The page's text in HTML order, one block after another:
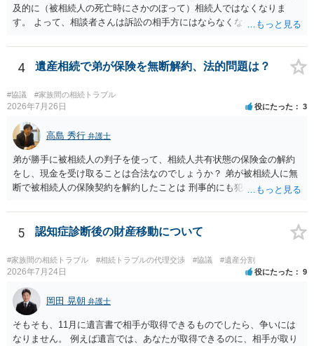
及的に（被相続人の死亡時にさかのぼって）相続人ではなくなりま
す。 よって、相談者さんは訴訟の相手方にはならなくなるので（明け
理証明を家庭裁判所で取得し、コピーを答弁書に添えて裁判所に提出
してください。 質問２について 請求棄却を求める答弁書を提出すれ
ば、第１回期日は出席する必要がありません。その日は差支え（用事
があり出席できない）との記載で十分です。 質問３について 弁護士で
はないので、ｍｉｎｔｓでの提出の必要は無いと思います。郵送（期
限までに届けばよい）で十分です。 詳細は、書面記載の裁判所書記官
にお問い合わせください。 以上、ご参考まで。
4 遺産相続で弟が保険を無断解約、法的問題は？
#協議 #家族間の相続トラブル
2026年7月26日 役にたった 3
高島 秀行 弁護士
弟が勝手に被相続人の判子を使って、相続人共有状態の保険金の解約
をし、現金を受け取ることは合法なのでしょうか？ 弟が被相続人に無
断で被相続人の保険契約を解約したことは 刑事的にも犯罪となる可能
された書類のコピーを取得して、弁護士に面談で詳しい事情を話して
相談 されたら良いと思います。
5 認知症診断後の財産移動について
#家族間の相続トラブル #相続トラブルの代理交渉 #協議 #遺産分割
2026年7月24日 役にたった 9
岡田 晃朝 弁護士
そもそも、11月に遺言書で相手が取得できるものでしたら、争いには
なりません。 例えば遺言では、あなたが取得できるのに、相手が取り